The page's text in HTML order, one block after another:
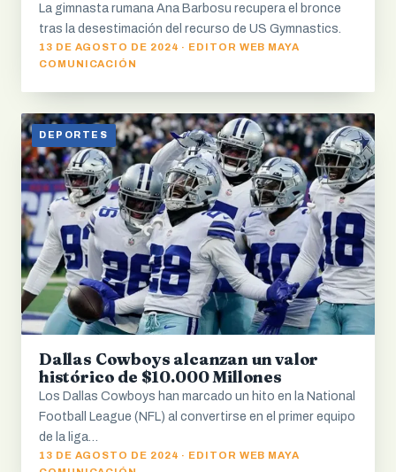
La gimnasta rumana Ana Barbosu recupera el bronce
tras la desestimación del recurso de US Gymnastics.
13 DE AGOSTO DE 2024 · EDITOR WEB MAYA
COMUNICACIÓN
DEPORTES
Dallas Cowboys alcanzan un valor
histórico de $10.000 Millones
Los Dallas Cowboys han marcado un hito en la National
Football League (NFL) al convertirse en el primer equipo
de la liga…
13 DE AGOSTO DE 2024 · EDITOR WEB MAYA